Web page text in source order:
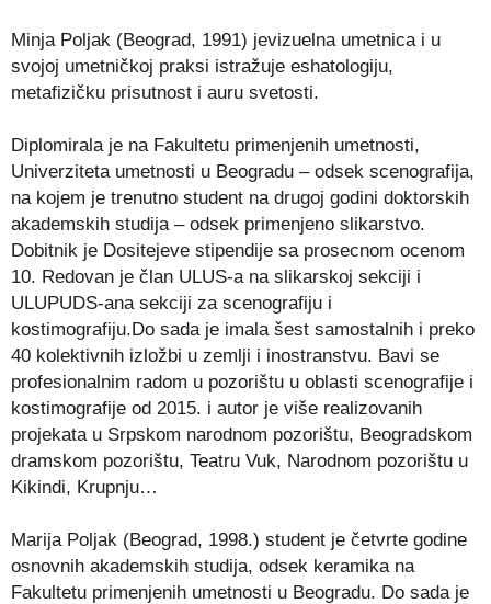
Minja Poljak (Beograd, 1991) jevizuelna umetnica i u
svojoj umetničkoj praksi istražuje eshatologiju,
metafizičku prisutnost i auru svetosti.
Diplomirala je na Fakultetu primenjenih umetnosti,
Univerziteta umetnosti u Beogradu – odsek scenografija,
na kojem je trenutno student na drugoj godini doktorskih
akademskih studija – odsek primenjeno slikarstvo.
Dobitnik je Dositejeve stipendije sa prosecnom ocenom
10. Redovan je član ULUS-a na slikarskoj sekciji i
ULUPUDS-ana sekciji za scenografiju i
kostimografiju.Do sada je imala šest samostalnih i preko
40 kolektivnih izložbi u zemlji i inostranstvu. Bavi se
profesionalnim radom u pozorištu u oblasti scenografije i
kostimografije od 2015. i autor je više realizovanih
projekata u Srpskom narodnom pozorištu, Beogradskom
dramskom pozorištu, Teatru Vuk, Narodnom pozorištu u
Kikindi, Krupnju…
Marija Poljak (Beograd, 1998.) student je četvrte godine
osnovnih akademskih studija, odsek keramika na
Fakultetu primenjenih umetnosti u Beogradu. Do sada je